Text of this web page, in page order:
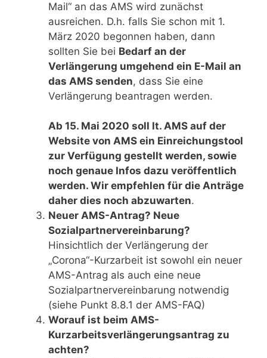
Mail“ an das AMS wird zunächst
ausreichen. D.h. falls Sie schon mit 1.
März 2020 begonnen haben, dann
sollten Sie bei Bedarf an der
Verlängerung umgehend ein E-Mail an
das AMS senden, dass Sie eine
Verlängerung beantragen werden.
Ab 15. Mai 2020 soll lt. AMS auf der
Website von AMS ein Einreichungstool
zur Verfügung gestellt werden, sowie
noch genaue Infos dazu veröffentlich
werden. Wir empfehlen für die Anträge
daher dies noch abzuwarten.
Neuer AMS-Antrag? Neue
Sozialpartnervereinbarung?
Hinsichtlich der Verlängerung der
„Corona“-Kurzarbeit ist sowohl ein neuer
AMS-Antrag als auch eine neue
Sozialpartnervereinbarung notwendig
(siehe Punkt 8.8.1 der AMS-FAQ)
Worauf ist beim AMS-
Kurzarbeitsverlängerungsantrag zu
achten?